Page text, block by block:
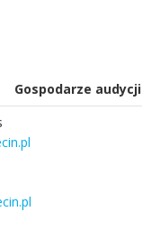
Gospodarze audycji